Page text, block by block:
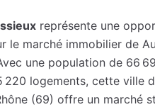
représente une
le marché immobilier de
une population de 66
220 logements, cette ville
(69) offre un marché